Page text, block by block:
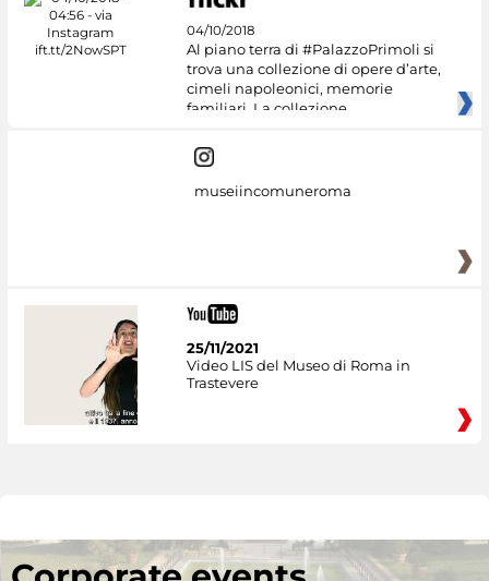
04/10/2018
Al piano terra di #PalazzoPrimoli si
trova una collezione di opere d’arte,
cimeli napoleonici, memorie
familiari. La collezione
museiincomuneroma
25/11/2021
Video LIS del Museo di Roma in
Trastevere